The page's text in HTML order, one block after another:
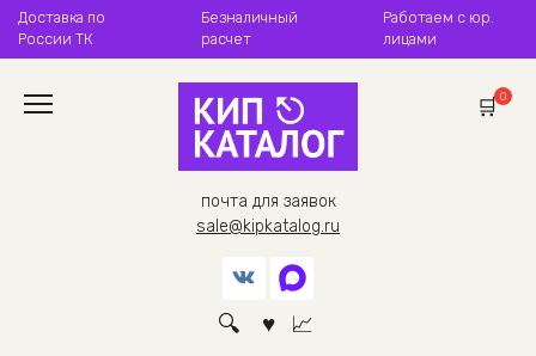
Перейти
содержанию
Доставка по
России ТК
Безналичный
расчет
Работаем с юр.
лицами
почта для заявок
sale@kipkatalog.ru
0